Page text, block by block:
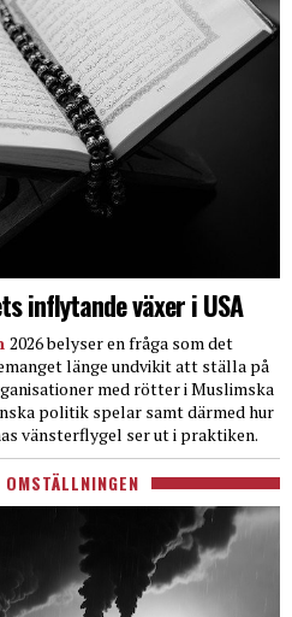
inflytande växer i USA
2026 belyser en fråga som det
länge undvikit att ställa på
med rötter i Muslimska
politik spelar samt därmed hur
vänsterflygel ser ut i praktiken.
OMSTÄLLNINGEN